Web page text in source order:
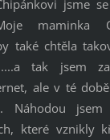
ipánkovi jsme
maminka
také chtěla
tak jsem
ale v té
Náhodou
které vznikly